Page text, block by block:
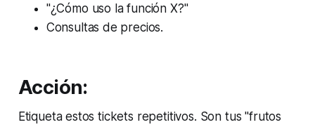
"¿Cómo uso la función X?"
Consultas de precios.
Acción:
Etiqueta estos tickets repetitivos. Son tus "frutos